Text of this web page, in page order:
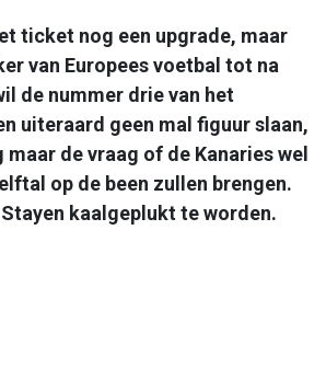
ticket nog een upgrade, maar
van Europees voetbal tot na
de nummer drie van het
uiteraard geen mal figuur slaan,
de vraag of de Kanaries wel
op de been zullen brengen.
kaalgeplukt te worden.